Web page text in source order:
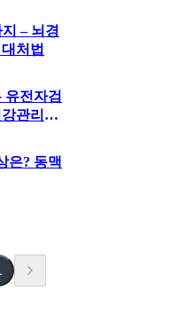
– 뇌경
처법
유전자검
관리까
은? 동맥